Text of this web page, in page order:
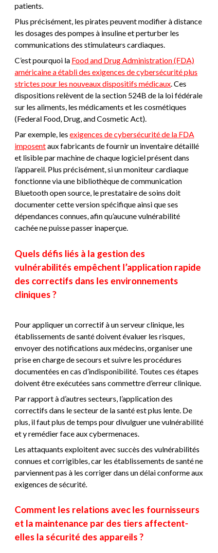
patients.
Plus précisément, les pirates peuvent modifier à distance
les dosages des pompes à insuline et perturber les
communications des stimulateurs cardiaques.
C’est pourquoi la Food and Drug Administration (FDA)
américaine a établi des exigences de cybersécurité plus
strictes pour les nouveaux dispositifs médicaux. Ces
dispositions relèvent de la section 524B de la loi fédérale
sur les aliments, les médicaments et les cosmétiques
(Federal Food, Drug, and Cosmetic Act).
Par exemple, les exigences de cybersécurité de la FDA
imposentaux fabricants de fournir un inventaire détaillé
et lisible par machine de chaque logiciel présent dans
l’appareil. Plus précisément, si un moniteur cardiaque
fonctionne via une bibliothèque de communication
Bluetooth open source, le prestataire de soins doit
documenter cette version spécifique ainsi que ses
dépendances connues, afin qu’aucune vulnérabilité
cachée ne puisse passer inaperçue.
Quels défis liés à la gestion des
vulnérabilités empêchent l’application rapide
des correctifs dans les environnements
cliniques ?
Pour appliquer un correctif à un serveur clinique, les
établissements de santé doivent évaluer les risques,
envoyer des notifications aux médecins, organiser une
prise en charge de secours et suivre les procédures
documentées en cas d’indisponibilité. Toutes ces étapes
doivent être exécutées sans commettre d’erreur clinique.
Par rapport à d’autres secteurs, l’application des
correctifs dans le secteur de la santé est plus lente. De
plus, il faut plus de temps pour divulguer une vulnérabilité
et y remédier face aux cybermenaces.
Les attaquants exploitent avec succès des vulnérabilités
connues et corrigibles, car les établissements de santé ne
parviennent pas à les corriger dans un délai conforme aux
exigences de sécurité.
Comment les relations avec les fournisseurs
et la maintenance par des tiers affectent-
elles la sécurité des appareils ?